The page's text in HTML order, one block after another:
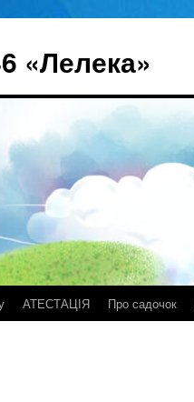
«Лелека»
АТЕСТАЦІЯ Про садочок